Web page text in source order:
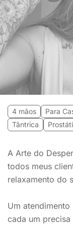
4 mãos Para
Tântrica
A Arte do
todos meus
relaxamento do
Um
cada um